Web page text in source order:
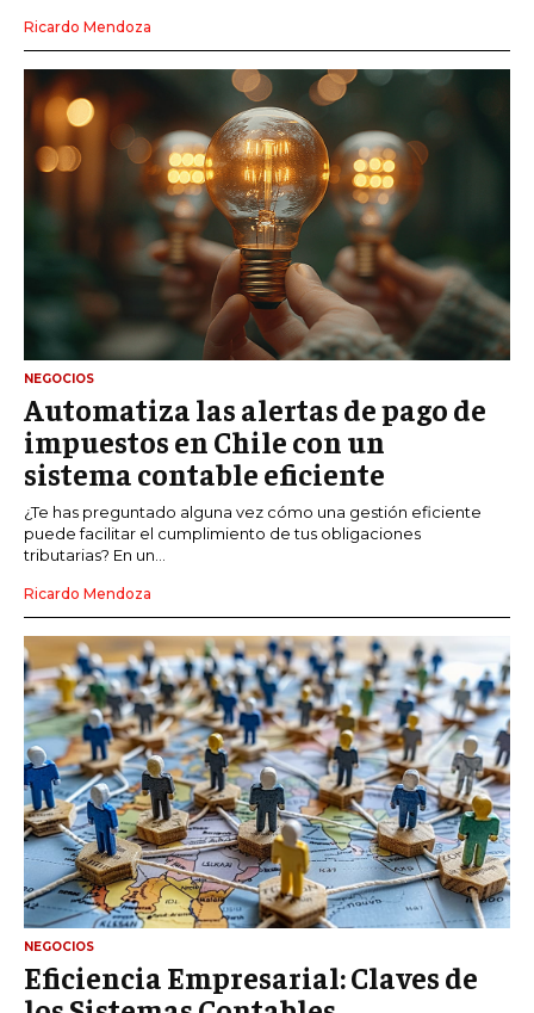
Ricardo Mendoza
NEGOCIOS
Automatiza las alertas de pago de
impuestos en Chile con un
sistema contable eficiente
¿Te has preguntado alguna vez cómo una gestión eficiente
puede facilitar el cumplimiento de tus obligaciones
tributarias? En un...
Ricardo Mendoza
NEGOCIOS
Eficiencia Empresarial: Claves de